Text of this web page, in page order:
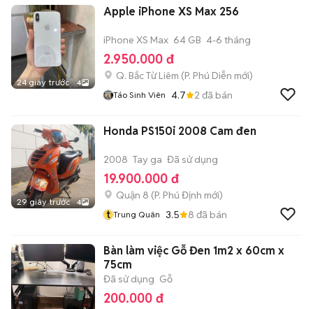
24 giây trước 4
Apple iPhone XS Max 256
iPhone XS Max 64 GB 4-6 tháng
2.950.000 đ
Q. Bắc Từ Liêm (P. Phú Diễn mới)
Táo Sinh Viên 4.7 2 đã bán
29 giây trước 4
Honda PS150i 2008 Cam đen
2008 Tay ga Đã sử dụng
19.900.000 đ
Quận 8 (P. Phú Định mới)
t Trung Quân 3.5 8 đã bán
Bàn làm việc Gỗ Đen 1m2 x 60cm x
75cm
Đã sử dụng Gỗ
200.000 đ